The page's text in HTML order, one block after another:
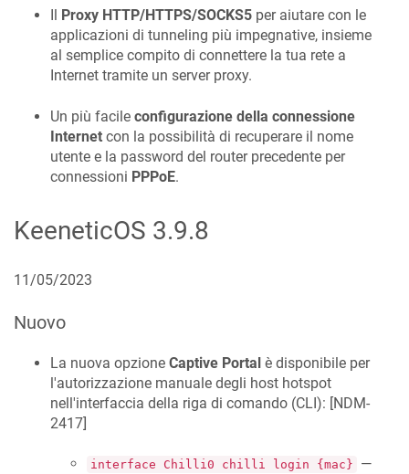
Proxy HTTP/HTTPS/SOCKS5 per aiutare con le
applicazioni di tunneling più impegnative, insieme
al semplice compito di connettere la tua rete a
Internet tramite un server proxy.
Un più facile configurazione della connessione
Internet con la possibilità di recuperare il nome
utente e la password del router precedente per
connessioni PPPoE.
KeeneticOS 3.9.8
11/05/2023
Nuovo
La nuova opzione Captive Portal è disponibile per
l'autorizzazione manuale degli host hotspot
nell'interfaccia della riga di comando (CLI): [NDM-
2417]
interface Chilli0 chilli login {mac}
—